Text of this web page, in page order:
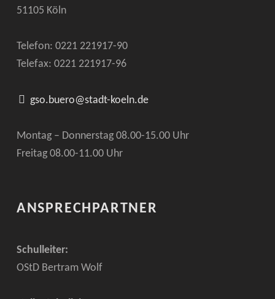
51105 Köln
Telefon: 0221 221917-90
Telefax: 0221 221917-96
gso.buero@stadt-koeln.de
Montag – Donnerstag 08.00-15.00 Uhr
Freitag 08.00-11.00 Uhr
ANSPRECHPARTNER
Schulleiter:
OStD Bertram Wolf